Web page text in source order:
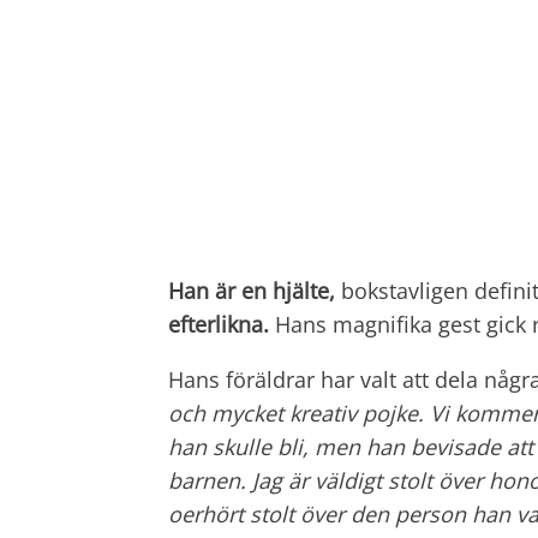
Han är en hjälte, bokstavligen
efterlikna. Hans magnifika gest
Hans föräldrar har valt att dela
och mycket kreativ pojke. Vi
han skulle bli, men han bevisade
barnen. Jag är väldigt stolt över
oerhört stolt över den person han